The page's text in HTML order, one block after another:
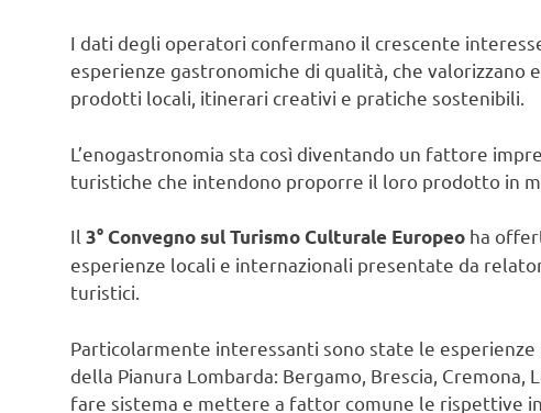
I dati degli operatori confermano il crescente
esperienze gastronomiche di qualità, che valorizzano
prodotti locali, itinerari creativi e pratiche sostenibili.
L’enogastronomia sta così diventando un fattore
turistiche che intendono proporre il loro prodotto in
Il 3° Convegno sul Turismo Culturale Europeo ha
esperienze locali e internazionali presentate da
turistici.
Particolarmente interessanti sono state le
della Pianura Lombarda: Bergamo, Brescia, Cremona,
fare sistema e mettere a fattor comune le rispettive